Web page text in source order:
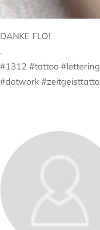
DANKE FLO!
.
#1312 #tattoo
#dotwork